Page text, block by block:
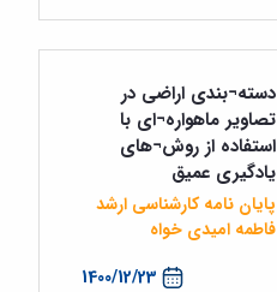
1400/12/23
دسته¬بندی اراضی در
تصاویر ماهواره¬ای با
استفاده از روش¬های
یادگیری عمیق
پایان نامه کارشناسی ارشد
فاطمه امیدی خواه